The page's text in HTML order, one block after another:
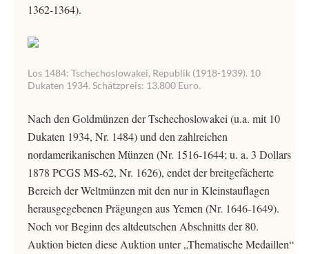
1362-1364).
Los 1484: Tschechoslowakei, Republik (1918-1939). 10
Dukaten 1934. Schätzpreis: 13.800 Euro.
Nach den Goldmünzen der Tschechoslowakei (u.a. mit 10
Dukaten 1934, Nr. 1484) und den zahlreichen
nordamerikanischen Münzen (Nr. 1516-1644; u. a. 3 Dollars
1878 PCGS MS-62, Nr. 1626), endet der breitgefächerte
Bereich der Weltmünzen mit den nur in Kleinstauflagen
herausgegebenen Prägungen aus Yemen (Nr. 1646-1649).
Noch vor Beginn des altdeutschen Abschnitts der 80.
Auktion bieten diese Auktion unter „Thematische Medaillen“